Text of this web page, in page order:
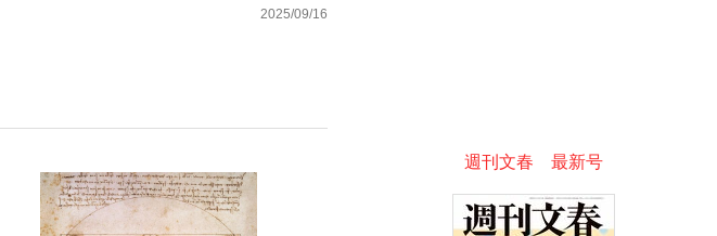
2025/09/16
週刊文春 最新号